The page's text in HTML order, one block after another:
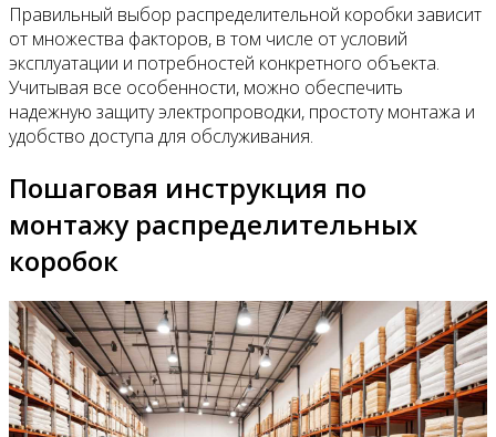
Правильный выбор распределительной коробки зависит
от множества факторов, в том числе от условий
эксплуатации и потребностей конкретного объекта.
Учитывая все особенности, можно обеспечить
надежную защиту электропроводки, простоту монтажа и
удобство доступа для обслуживания.
Пошаговая инструкция по
монтажу распределительных
коробок